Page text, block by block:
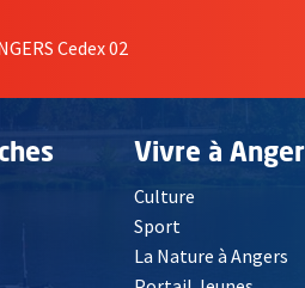
Cedex 02
fenêtre
Vivre à
Culture
Sport
La Nature à Angers